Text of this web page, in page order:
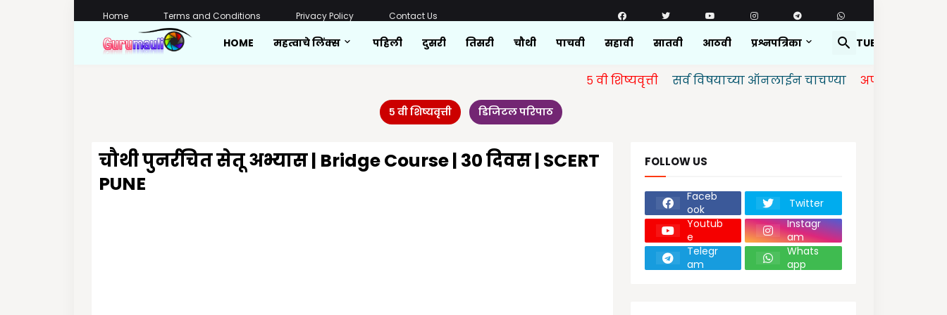
Home Terms and Conditions Privacy Policy Contact Us
HOME महत्वाचे लिंक्स पहिली दुसरी तिसरी चौथी पाचवी सहावी सातवी आठवी प्रश्नपत्रिका YOUTUBE
५ वी शिष्यवृत्ती सर्व विषयाच्या ऑनलाईन चाचण्या अपडेट केलेल्या आहेत.
५ वी शिष्यवृत्ती डिजिटल परिपाठ
चौथी पुनर्रचित सेतू अभ्यास | Bridge Course | 30 दिवस | SCERT
PUNE
FOLLOW US
Faceb
ook
Twitter
Youtub
e
Instagr
am
Telegr
am
Whats
app